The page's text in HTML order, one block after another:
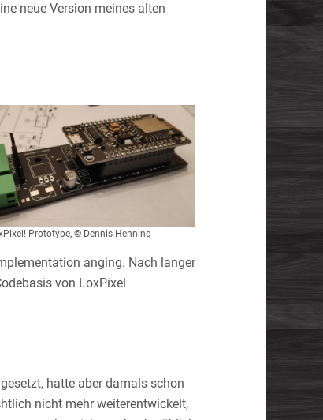
neue Version meines alten
Prototype, © Dennis Henning
anging. Nach langer
von LoxPixel
hatte aber damals schon
nicht mehr weiterentwickelt,